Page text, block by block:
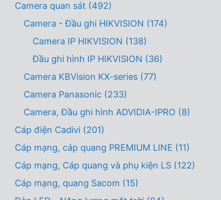
Camera quan sát (492)
Camera - Đầu ghi HIKVISION (174)
Camera IP HIKVISION (138)
Đầu ghi hình IP HIKVISION (36)
Camera KBVision KX-series (77)
Camera Panasonic (233)
Camera, Đầu ghi hình ADVIDIA-IPRO (8)
Cáp điện Cadivi (201)
Cáp mạng, cáp quang PREMIUM LINE (11)
Cáp mạng, Cáp quang và phụ kiện LS (122)
Cáp mạng, quang Sacom (15)